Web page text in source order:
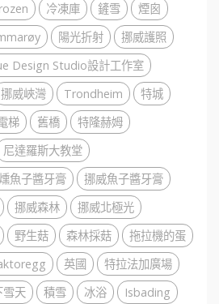
冷凍庫 鏟雪
煙囪
陽光折射
挪威護照
Design Studio設計工作室
挪威峽灣 Trondheim
特城
梯 舊橋
特隆赫姆
尼達羅斯大教堂
魚子醬牙膏
挪威魚子醬牙膏
挪威森林
挪威北極光
野生菇 森林採菇
拖拉機的蛋
英國
特拉法加廣場
雪天 積雪 冰浴
Isbading